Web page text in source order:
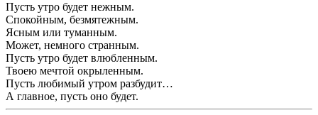
Пусть утро будет нежным.
Спокойным, безмятежным.
Ясным или туманным.
Может, немного странным.
Пусть утро будет влюбленным.
Твоею мечтой окрыленным.
Пусть любимый утром разбудит…
А главное, пусть оно будет.